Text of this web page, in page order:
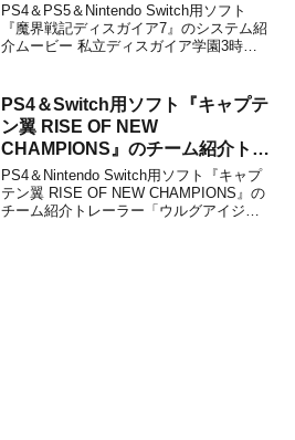
PS4＆PS5＆Nintendo Switch用ソフト
『魔界戦記ディスガイア7』のシステム紹
介ムービー 私立ディスガイア学園3時間
記から動画をチェックすることができま
す。システム紹介ムービー 第3弾『魔界
戦記...
PS4＆Switch用ソフト『キャプテ
ン翼 RISE OF NEW
CHAMPIONS』のチーム紹介トレ
ーラー「ウルグアイジュニアユー
ス」編が公開！
PS4＆Nintendo Switch用ソフト『キャプ
テン翼 RISE OF NEW CHAMPIONS』の
チーム紹介トレーラー「ウルグアイジュ